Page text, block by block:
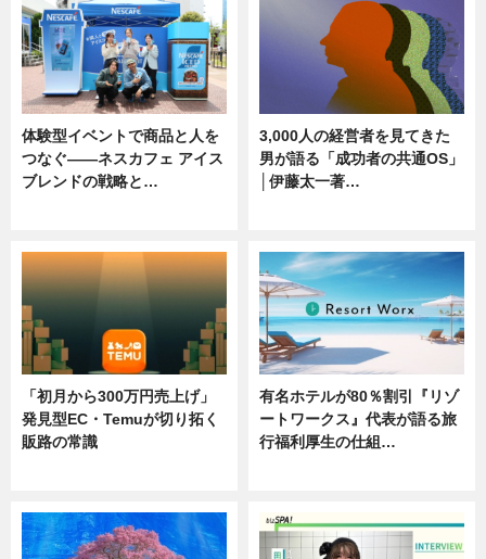
体験型イベントで商品と人を
つなぐ――ネスカフェ アイス
ブレンドの戦略と…
3,000人の経営者を見てきた
男が語る「成功者の共通OS」
│伊藤太一著…
「初月から300万円売上げ」
発見型EC・Temuが切り拓く
販路の常識
有名ホテルが80％割引『リゾ
ートワークス』代表が語る旅
行福利厚生の仕組…